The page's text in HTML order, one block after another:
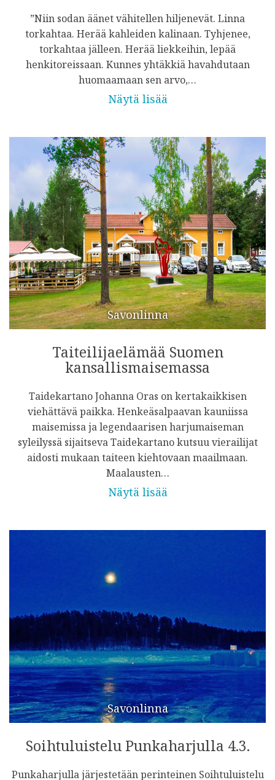
”Niin sodan äänet vähitellen hiljenevät. Linna
torkahtaa. Herää kahleiden kalinaan. Tyhjenee,
torkahtaa jälleen. Herää liekkeihin, lepää
henkitoreissaan. Kunnes yhtäkkiä havahdutaan
huomaamaan sen arvo,…
Näytä lisää
Savonlinna
Taiteilijaelämää Suomen
kansallismaisemassa
Taidekartano Johanna Oras on kertakaikkisen
viehättävä paikka. Henkeäsalpaavan kauniissa
maisemissa ja legendaarisen harjumaiseman
syleilyssä sijaitseva Taidekartano kutsuu vierailijat
aidosti mukaan taiteen kiehtovaan maailmaan.
Maalausten…
Näytä lisää
Savonlinna
Soihtuluistelu Punkaharjulla 4.3.
Punkaharjulla järjestetään perinteinen Soihtuluistelu